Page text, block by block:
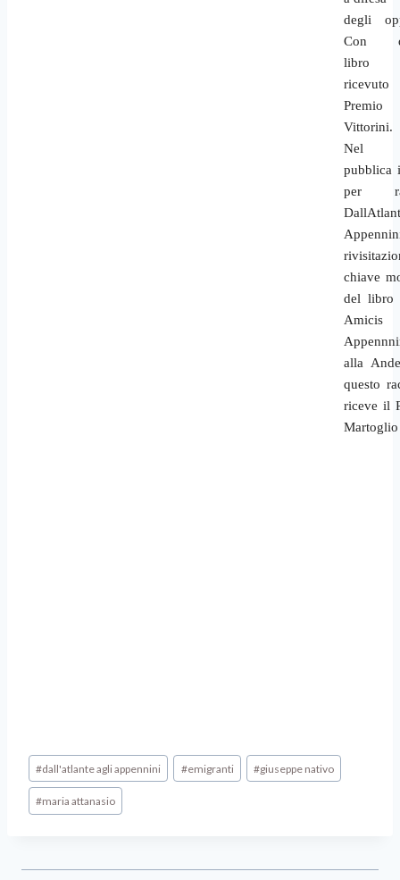
degli
Con
libro
Vittorini.
Nel
pubblica
per
chiave
del libro
Amicis
alla
questo
riceve il
#dall'atlante agli appennini #emigranti #giuseppe nativo
#maria attanasio